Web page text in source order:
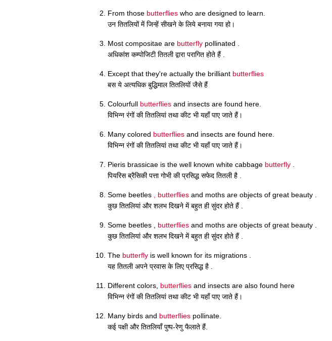
From those butterflies who are designed to learn.
उन तितलियों में जिन्हें सीखने के लिये बनाया गया हो।
Most compositae are butterfly pollinated .
अधिकांश कम्पोजिटी तितली द्वारा परागित होते हैं .
Except that they're actually the brilliant butterflies
बस ये अत्यधिक बुद्धिमाल तितलियों जैसे हैं
Colourfull butterflies and insects are found here.
विभिन्न रंगों की तितलियां तथा कीट भी यहाँ पाए जाते हैं।
Many colored butterflies and insects are found here.
विभिन्न रंगों की तितलियां तथा कीट भी यहाँ पाए जाते हैं।
Pieris brassicae is the well known white cabbage butterfly
पियरिस ब्रैसिकी पत्ता गोभी की प्रसिद्ध सफेद तितली है .
Some beetles , butterflies and moths are objects of great beauty .
कुछ तितलियां और शलभ दिखने में बहुत ही सुंदर होते हैं .
Some beetles , butterflies and moths are objects of great beauty .
कुछ तितलियां और शलभ दिखने में बहुत ही सुंदर होते हैं .
The butterfly is well known for its migrations .
यह तितली अपने प्रवास के लिए प्रसिद्ध है .
Different colors, butterflies and insects are also found here
विभिन्न रंगों की तितलियां तथा कीट भी यहाँ पाए जाते हैं।
Many birds and butterflies pollinate.
कई पक्षी और तितलियाँ पुष्प-रेणु फैलाते हैं.